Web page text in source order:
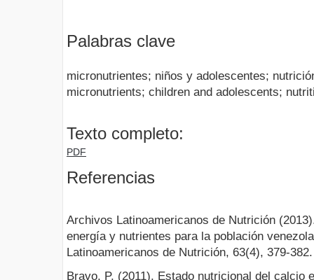
Palabras clave
micronutrientes; niños y adolescentes;
micronutrients; children and adolescents;
Texto completo:
PDF
Referencias
Archivos Latinoamericanos de Nutrición
energía y nutrientes para la población
Latinoamericanos de Nutrición, 63(4), 379-382.
Bravo, P. (2011). Estado nutricional del calcio